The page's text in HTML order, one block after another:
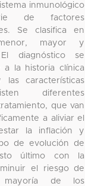
inmunológico
de factores
Se clasifica en
mayor y
diagnóstico se
a la historia clínica
características
diferentes
que van
a aliviar el
la inflación y
de evolución de
último con la
el riesgo de
mayoría de los